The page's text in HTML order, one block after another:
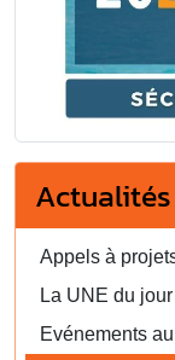
Actualités
Appels à
La UNE du jour
Evénements